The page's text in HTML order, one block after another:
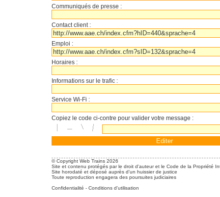
Communiqués de presse :
Contact client :
Emploi :
Horaires :
Informations sur le trafic :
Service Wi-Fi :
Copiez le code ci-contre pour valider votre message :
© Copyright Web Trains 2026
Site et contenu protégés par le droit d'auteur et le Code de la Propriété
Site horodaté et déposé auprès d'un huissier de justice
Toute reproduction engagera des poursuites judiciaires
Confidentialité - Conditions d'utilisation